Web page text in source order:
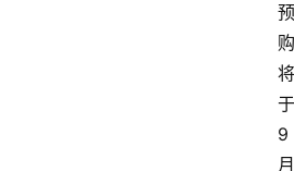
预
购
将
于
9
月